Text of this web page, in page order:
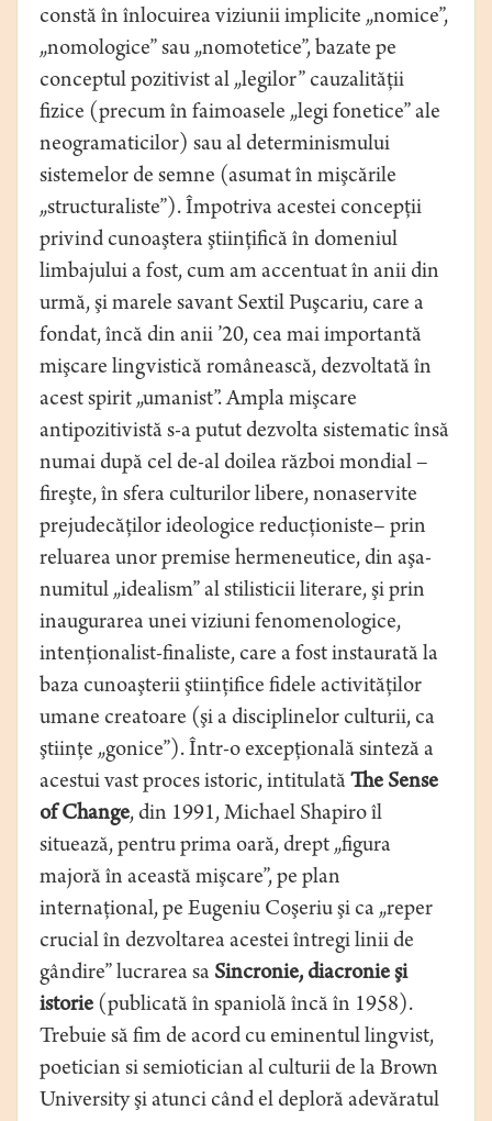
constă în înlocuirea viziunii implicite „nomice”,
„nomologice” sau „nomotetice”, bazate pe
conceptul pozitivist al „legilor” cauzalităţii
fizice (precum în faimoasele „legi fonetice” ale
neogramaticilor) sau al determinismului
sistemelor de semne (asumat în mişcările
„structuraliste”). Împotriva acestei concepţii
privind cunoaştera ştiinţifică în domeniul
limbajului a fost, cum am accentuat în anii din
urmă, şi marele savant Sextil Puşcariu, care a
fondat, încă din anii ’20, cea mai importantă
mişcare lingvistică românească, dezvoltată în
acest spirit „umanist”. Ampla mişcare
antipozitivistă s-a putut dezvolta sistematic însă
numai după cel de-al doilea război mondial –
fireşte, în sfera culturilor libere, nonaservite
prejudecăţilor ideologice reducţioniste– prin
reluarea unor premise hermeneutice, din aşa-
numitul „idealism” al stilisticii literare, şi prin
inaugurarea unei viziuni fenomenologice,
intenţionalist-finaliste, care a fost instaurată la
baza cunoaşterii ştiinţifice fidele activităţilor
umane creatoare (şi a disciplinelor culturii, ca
ştiinţe „gonice”). Într-o excepţională sinteză a
acestui vast proces istoric, intitulată The Sense
of Change, din 1991, Michael Shapiro îl
situează, pentru prima oară, drept „figura
majoră în această mişcare”, pe plan
internaţional, pe Eugeniu Coşeriu şi ca „reper
crucial în dezvoltarea acestei întregi linii de
gândire” lucrarea sa Sincronie, diacronie şi
istorie (publicată în spaniolă încă în 1958).
Trebuie să fim de acord cu eminentul lingvist,
poetician si semiotician al culturii de la Brown
University şi atunci când el deploră adevăratul